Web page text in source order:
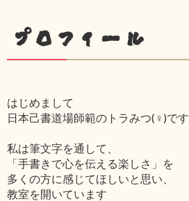
プロフィール
はじめまして
日本己書道場師範のトラみつ(♀)です
私は筆文字を通して、
「手書きで心を伝える楽しさ」を
多くの方に感じてほしいと思い、
教室を開いています